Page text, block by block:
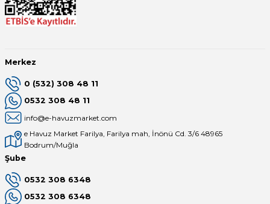
Merkez
0 (532) 308 48 11
0532 308 48 11
info@e-havuzmarket.com
e Havuz Market Farilya, Farilya mah, İnönü Cd. 3/6 48965
Bodrum/Muğla
Şube
0532 308 6348
0532 308 6348